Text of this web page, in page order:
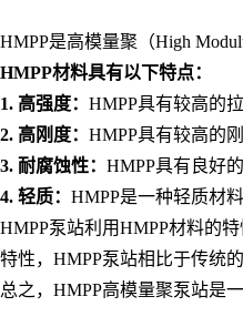
HMPP是高模量聚（High
HMPP材料具有以下特点：
1. 高强度： HMPP具有较高的
2. 高刚度： HMPP具有较高的
3. 耐腐蚀性： HMPP具有良好
4. 轻质： HMPP是一种轻质材
HMPP泵站利用HMPP材料的
特性，HMPP泵站相比于传统
总之，HMPP高模量聚泵站是